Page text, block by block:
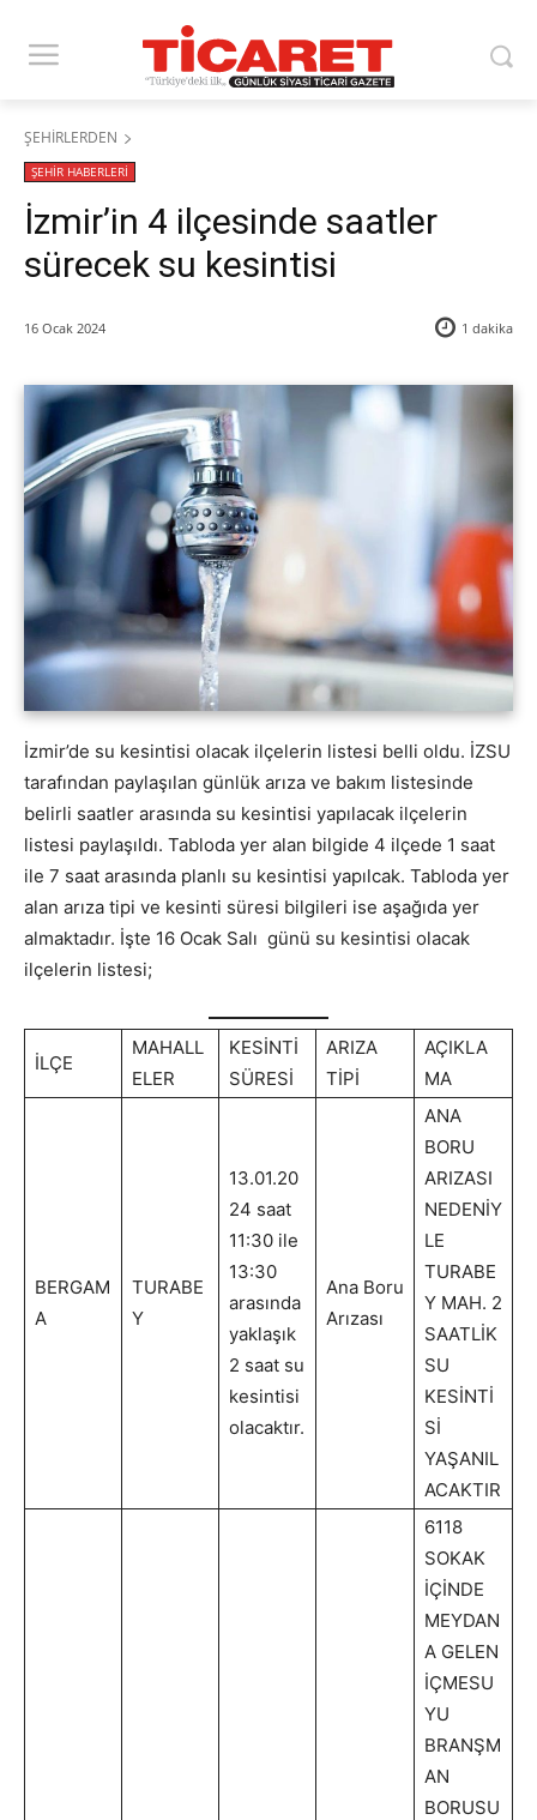
ŞEHİRLERDEN
ŞEHİR HABERLERİ
İzmir’in 4 ilçesinde saatler
sürecek su kesintisi
16 Ocak 2024 1 dakika
İzmir’de su kesintisi olacak ilçelerin listesi belli oldu. İZSU
tarafından paylaşılan günlük arıza ve bakım listesinde
belirli saatler arasında su kesintisi yapılacak ilçelerin
listesi paylaşıldı. Tabloda yer alan bilgide 4 ilçede 1 saat
ile 7 saat arasında planlı su kesintisi yapılcak. Tabloda yer
alan arıza tipi ve kesinti süresi bilgileri ise aşağıda yer
almaktadır. İşte 16 Ocak Salı günü su kesintisi olacak
ilçelerin listesi;
İLÇE
MAHALL
ELER
KESİNTİ
SÜRESİ
ARIZA
TİPİ
AÇIKLA
MA
BERGAM
A
TURABE
Y
13.01.20
24 saat
11:30 ile
13:30
arasında
yaklaşık
2 saat su
kesintisi
olacaktır.
Ana Boru
Arızası
ANA
BORU
ARIZASI
NEDENİY
LE
TURABE
Y MAH. 2
SAATLİK
SU
KESİNTİ
Sİ
YAŞANIL
ACAKTIR
6118
SOKAK
İÇİNDE
MEYDAN
A GELEN
İÇMESU
YU
BRANŞM
AN
BORUSU